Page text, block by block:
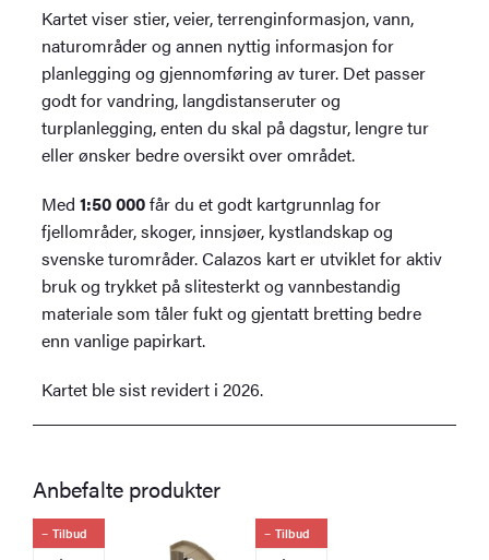
Kartet viser stier, veier, terrenginformasjon, vann,
naturområder og annen nyttig informasjon for
planlegging og gjennomføring av turer. Det passer
godt for vandring, langdistanseruter og
turplanlegging, enten du skal på dagstur, lengre tur
eller ønsker bedre oversikt over området.
Med1:50 000får du et godt kartgrunnlag for
fjellområder, skoger, innsjøer, kystlandskap og
svenske turområder. Calazos kart er utviklet for aktiv
bruk og trykket på slitesterkt og vannbestandig
materiale som tåler fukt og gjentatt bretting bedre
enn vanlige papirkart.
Kartet ble sist revidert i 2026.
Anbefalte produkter
Tilbud
Tilbud